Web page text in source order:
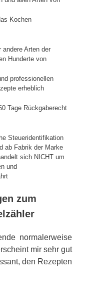
Kochen
Arten der
Hunderte von
professionellen
erheblich
Tage Rückgaberecht
Steueridentifikation
ab Fabrik der Marke
sich NICHT um
und
zum
normalerweise
mir sehr gut
den Rezepten